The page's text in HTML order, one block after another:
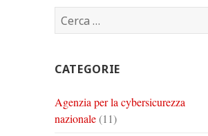
Corinto
su
Corinto
su
su
Ricerca
per:
CATEGORIE
Agenzia per la cybersicurezza
nazionale(11)